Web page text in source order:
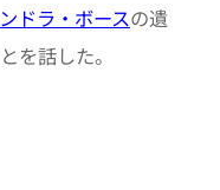
ドラ・ボースの遺
を話した。